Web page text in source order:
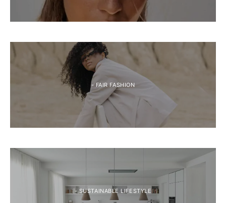
- FAIR FASHION
- SUSTAINABLE LIFESTYLE